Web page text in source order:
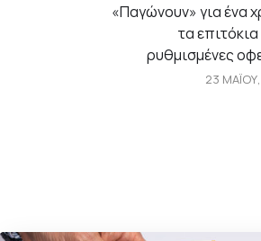
«Παγώνουν» για ένα
τα επιτόκια
ρυθμισμένες
23